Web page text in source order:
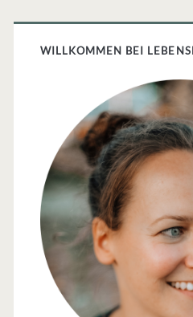
Strom
Primäre
Sidebar
WILLKOMMEN BEI